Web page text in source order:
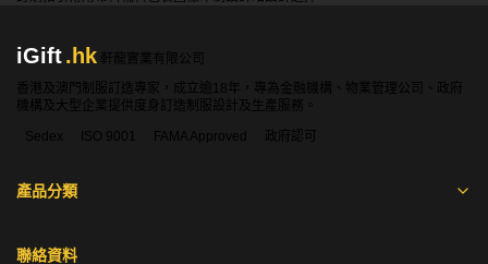
iGift.hk
軒龍實業有限公司
香港及澳門制服訂造專家，成立逾18年，專為金融機構、物業管理公司、政府
機構及大型企業提供度身訂造制服設計及生產服務。
Sedex
ISO 9001 FAMA Approved 政府認可
產品分類
聯絡資料